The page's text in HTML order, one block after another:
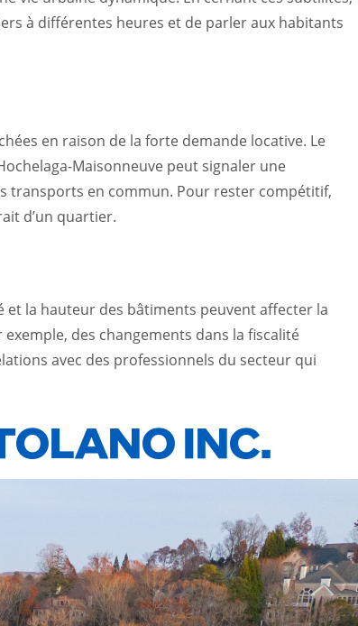
à différentes heures et de parler aux habitants
en raison de la forte demande locative. Le
Maisonneuve peut signaler une
transports en commun. Pour rester compétitif,
d’un quartier.
et la hauteur des bâtiments peuvent affecter la
des changements dans la fiscalité
avec des professionnels du secteur qui
INC.